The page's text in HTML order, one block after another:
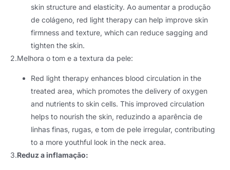
skin structure and elasticity. Ao aumentar a produção
de colágeno, red light therapy can help improve skin
firmness and texture, which can reduce sagging and
tighten the skin.
2.Melhora o tom e a textura da pele:
Red light therapy enhances blood circulation in the
treated area, which promotes the delivery of oxygen
and nutrients to skin cells. This improved circulation
helps to nourish the skin, reduzindo a aparência de
linhas finas, rugas, e tom de pele irregular, contributing
to a more youthful look in the neck area.
3.Reduz a inflamação: